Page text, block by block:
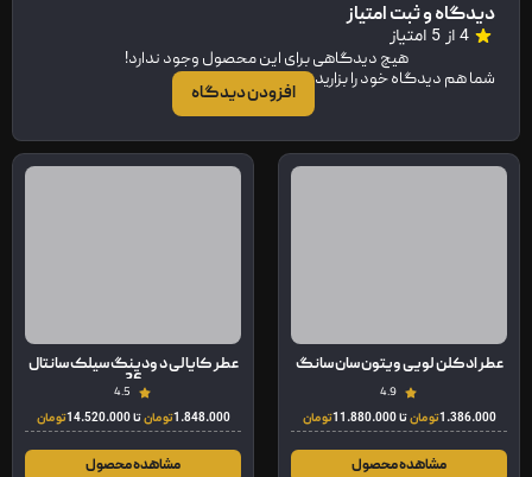
دیدگاه و ثبت امتیاز
4 از 5 امتیاز
هیچ دیدگاهی برای این محصول وجود ندارد!
شما هم دیدگاه خود را بزارید
افزودن دیدگاه
عطر ادکلن لویی ویتون سان سانگ
4.9
1.386.000تومانتا11.880.000 تومان
مشاهده محصول
عطر کایالی د ودینگ سیلک سانتال
36
4.5
1.848.000تومانتا14.520.000تومان
مشاهده محصول